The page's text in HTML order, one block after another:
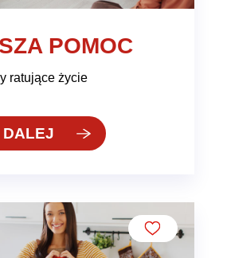
POMOC
ratujące życie
DALEJ